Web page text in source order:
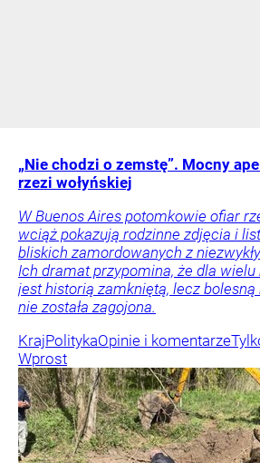
„Nie chodzi o zemstę”. Mocny
rzezi wołyńskiej
W Buenos Aires potomkowie ofiar
wciąż pokazują rodzinne zdjęcia i
bliskich zamordowanych z
Ich dramat przypomina, że dla wielu
jest historią zamkniętą, lecz bolesną
nie została zagojona.
KrajPolitykaOpinie i komentarze
Wprost